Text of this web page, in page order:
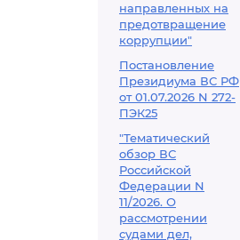
направленных на
предотвращение
коррупции"
Постановление
Президиума ВС РФ
от 01.07.2026 N 272-
ПЭК25
"Тематический
обзор ВС
Российской
Федерации N
11/2026. О
рассмотрении
судами дел,